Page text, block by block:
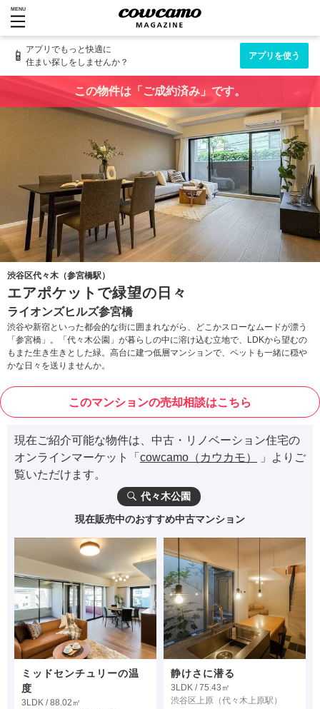
MENU
📱 アプリでもっと快適に
住まい探しをしませんか？
アプリを使う
この物件は「ご成約済み」です。
渋谷区代々木（参宮橋駅）
エアポケットで緑望の日々
ライオンズヒルズ参宮橋
渋谷や新宿といった都会的な街に囲まれながら、どこかスローなムードが漂う
「参宮橋」。「代々木公園」が暮らしの中に溶け込む立地で、LDKから望むの
もまた生き生きとした緑。高台に建つ低層マンションで、ペットも一緒に穏や
かな日々を送りませんか。
このマンションの売却相談はこちら
現在ご紹介可能な物件は、中古・リノベーション住宅の
オンラインマーケット「 cowcamo（カウカモ）
」よりご
覧いただけます。
代々木公園
現在販売中のおすすめ中古マンション
ミッドセンチュリーの温
度
3LDK / 88.02㎡
静けさに潜る
3LDK / 75.43㎡
渋谷区上原 （代々木上原駅）